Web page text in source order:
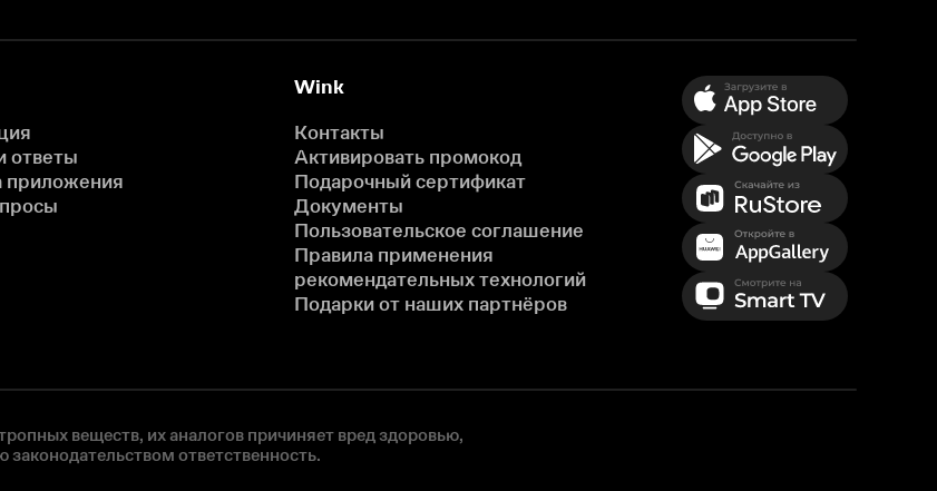
ответы
приложения
Wink
Контакты
Активировать промокод
Подарочный сертификат
Документы
Пользовательское соглашение
Правила применения
рекомендательных технологий
Подарки от наших партнёров
веществ, их аналогов причиняет вред здоровью,
ответственность.